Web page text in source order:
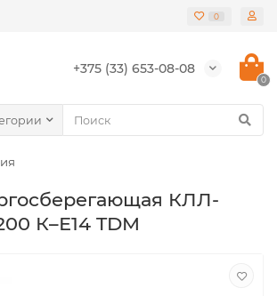
0
+375 (33) 653-08-08
0
КЛЛ-
К–Е14 TDM